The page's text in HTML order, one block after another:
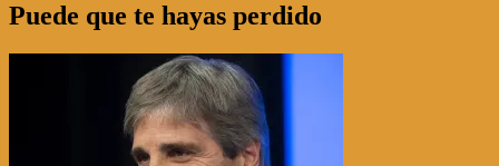
Puede que te hayas perdido